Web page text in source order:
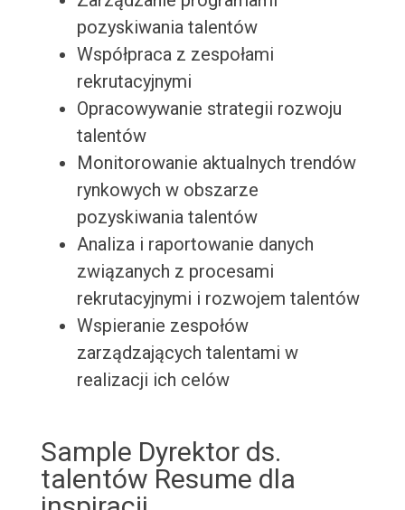
pozyskiwania talentów
Współpraca z zespołami
rekrutacyjnymi
Opracowywanie strategii rozwoju
talentów
Monitorowanie aktualnych trendów
rynkowych w obszarze
pozyskiwania talentów
Analiza i raportowanie danych
związanych z procesami
rekrutacyjnymi i rozwojem talentów
Wspieranie zespołów
zarządzających talentami w
realizacji ich celów
Sample Dyrektor ds.
talentów Resume dla